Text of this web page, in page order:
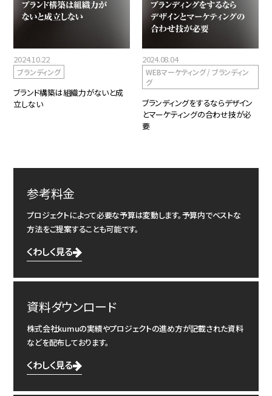
2024.10.22
ブランディング
ブランド構築は組織力がないと成
立しない
2024.08.04
WEBマーケティング / ブランディン
グ
ブランディングをするならデザイン
とマーケティングの合わせ技が必
要
参考料金
プロジェクトによって必要な予算は変動します。予算内でベストな
方法をご提案することも可能です。
くわしく見る
資料ダウンロード
株式会社kumuの実績やプロジェクトの進め方が記載された資料
などを配布しております。
くわしく見る